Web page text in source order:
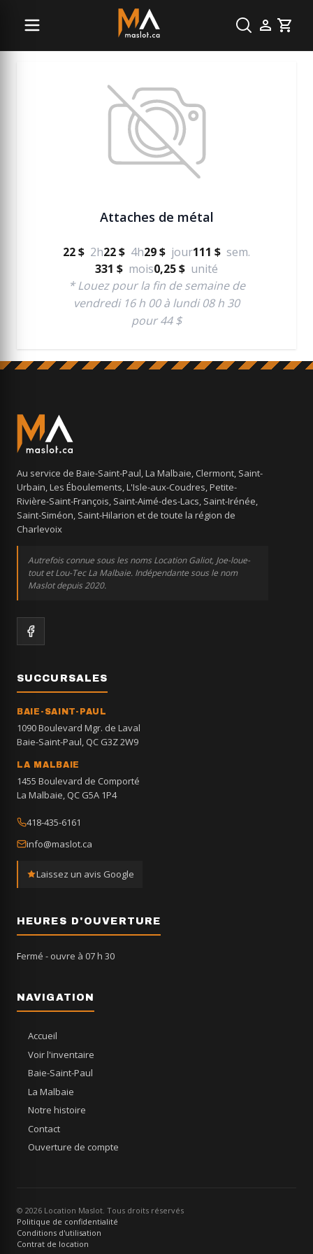
Cart
Vente pour manutention
Attaches de métal
22 $ 2h22 $ 4h29 $ jour111 $ sem.
331 $ mois0,25 $ unité
* Louez pour la fin de semaine de
vendredi 16 h 00 à lundi 08 h 30
pour 44 $
Au service de Baie-Saint-Paul, La Malbaie, Clermont, Saint-
Urbain, Les Éboulements, L'Isle-aux-Coudres, Petite-
Rivière-Saint-François, Saint-Aimé-des-Lacs, Saint-Irénée,
Saint-Siméon, Saint-Hilarion et de toute la région de
Charlevoix
Autrefois connue sous les noms Location Galiot, Joe-loue-
tout et Lou-Tec La Malbaie. Indépendante sous le nom
Maslot depuis 2020.
SUCCURSALES
BAIE-SAINT-PAUL
1090 Boulevard Mgr. de Laval
Baie-Saint-Paul, QC G3Z 2W9
LA MALBAIE
1455 Boulevard de Comporté
La Malbaie, QC G5A 1P4
418-435-6161
info@maslot.ca
Laissez un avis Google
HEURES D'OUVERTURE
Fermé - ouvre à 07 h 30
NAVIGATION
Accueil
Voir l'inventaire
Baie-Saint-Paul
La Malbaie
Notre histoire
Contact
Ouverture de compte
© 2026 Location Maslot. Tous droits réservés
Politique de confidentialité
Conditions d'utilisation
Contrat de location